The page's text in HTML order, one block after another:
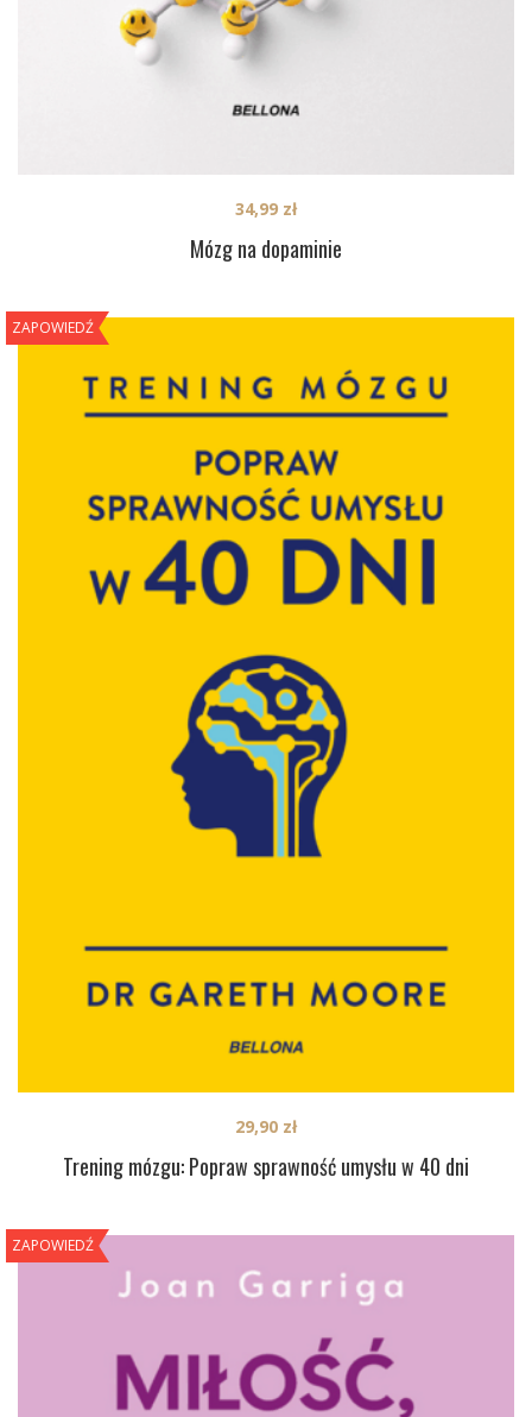
Mózg na dopaminie
34,99 zł
ZAPOWIEDŹ
Trening mózgu: Popraw sprawność umysłu w 40 dni
29,90 zł
ZAPOWIEDŹ